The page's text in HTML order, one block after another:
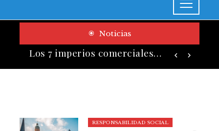
Noticias
Los 7 imperios comerciales más influyentes antes de la era industrial
RESPONSABILIDAD SOCIAL